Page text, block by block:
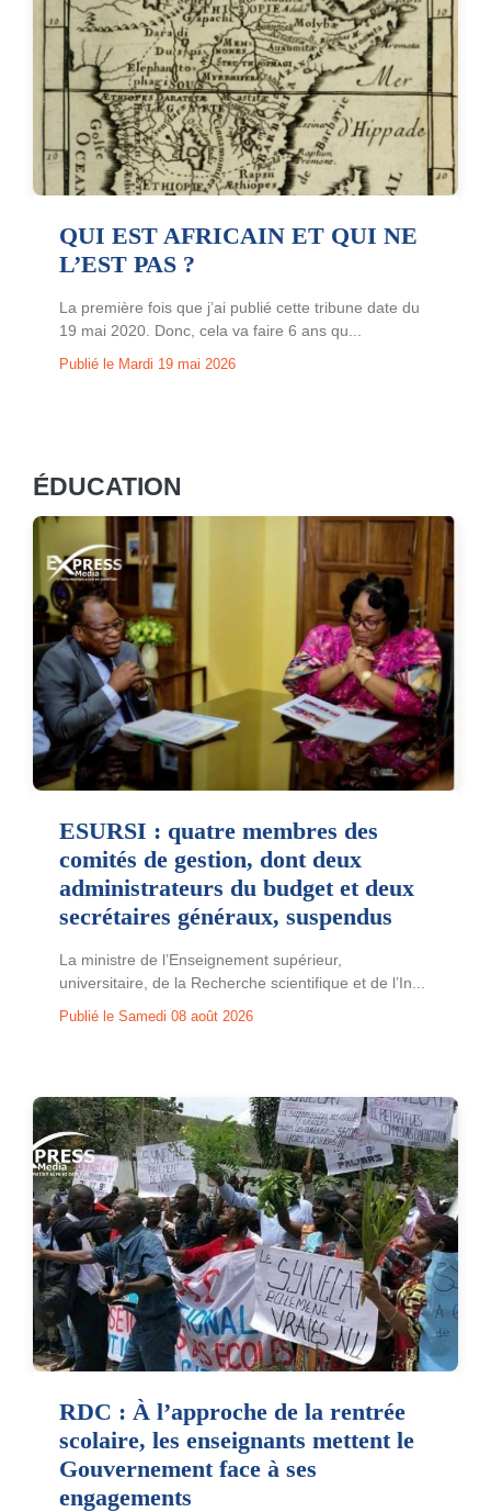
QUI EST AFRICAIN ET QUI NE
L’EST PAS ?
La première fois que j’ai publié cette tribune date du
19 mai 2020. Donc, cela va faire 6 ans qu...
Publié le Mardi 19 mai 2026
ÉDUCATION
ESURSI : quatre membres des
comités de gestion, dont deux
administrateurs du budget et deux
secrétaires généraux, suspendus
La ministre de l’Enseignement supérieur,
universitaire, de la Recherche scientifique et de l’In...
Publié le Samedi 08 août 2026
RDC : À l’approche de la rentrée
scolaire, les enseignants mettent le
Gouvernement face à ses
engagements